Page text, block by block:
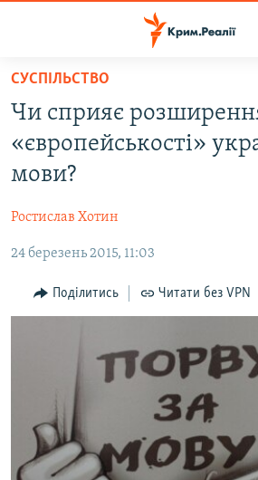
Перейти
основного
матеріалу
Перейти
до
основної
Перейти
пошуку
ВОДА.КРИМ
ВІДЕО ТА ФОТО
БЛОГИ
ПОГЛЯД
ІНТЕРВ'Ю
СПЕЦПРОЕКТИ
ДЕПОРТАЦІЯ
ВІДЕОУРОКИ «ELIFBE»
СВІДЧЕННЯ ОКУПАЦІЇ
ЯК ОБІЙТИ БЛОКУВАННЯ
Русский
Qırımtatar
СУСПІЛЬСТВО
Чи сприяє
«європейськості»
мови?
Ростислав Хотин
24 березень 2015, 11:03
Поділитись Читати без VPN